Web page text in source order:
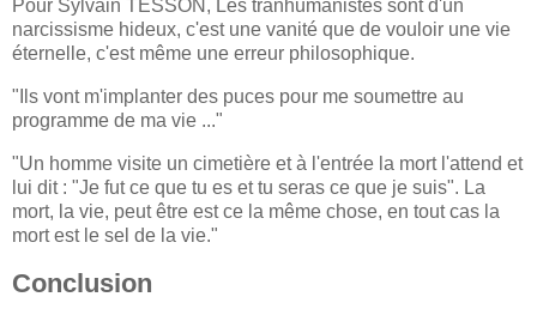
Pour Sylvain TESSON, Les tranhumanistes sont d'un
narcissisme hideux, c'est une vanité que de vouloir une vie
éternelle, c'est même une erreur philosophique.
"Ils vont m'implanter des puces pour me soumettre au
programme de ma vie ..."
"Un homme visite un cimetière et à l'entrée la mort l'attend et
lui dit : "Je fut ce que tu es et tu seras ce que je suis". La
mort, la vie, peut être est ce la même chose, en tout cas la
mort est le sel de la vie."
Conclusion